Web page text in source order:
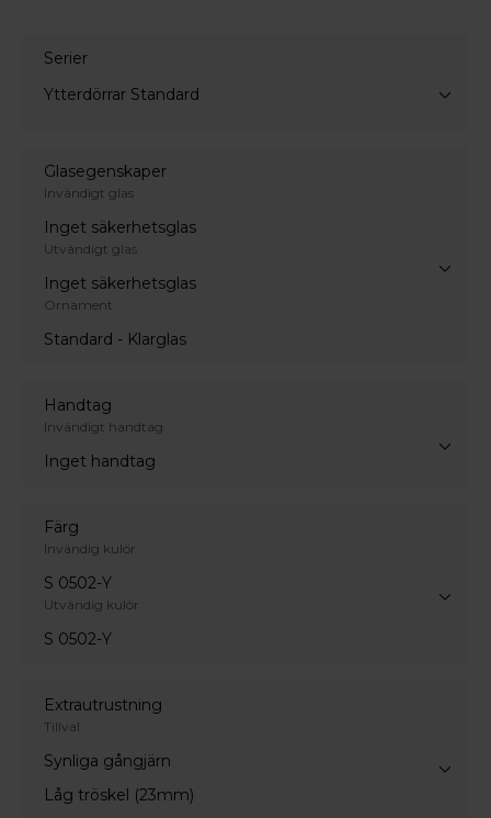
Serier
Ytterdörrar Standard
Glasegenskaper
Invändigt glas
Inget säkerhetsglas
Utvändigt glas
Inget säkerhetsglas
Ornament
Standard - Klarglas
Handtag
Invändigt handtag
Inget handtag
Färg
Invändig kulör
S 0502-Y
Utvändig kulör
S 0502-Y
Extrautrustning
Tillval
Synliga gångjärn
Låg tröskel (23mm)